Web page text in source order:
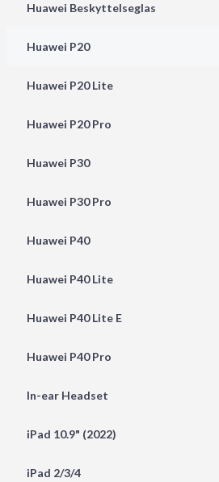
Huawei Beskyttelseglas
Huawei P20
Huawei P20 Lite
Huawei P20 Pro
Huawei P30
Huawei P30 Pro
Huawei P40
Huawei P40 Lite
Huawei P40 Lite E
Huawei P40 Pro
In-ear Headset
iPad 10.9" (2022)
iPad 2/3/4